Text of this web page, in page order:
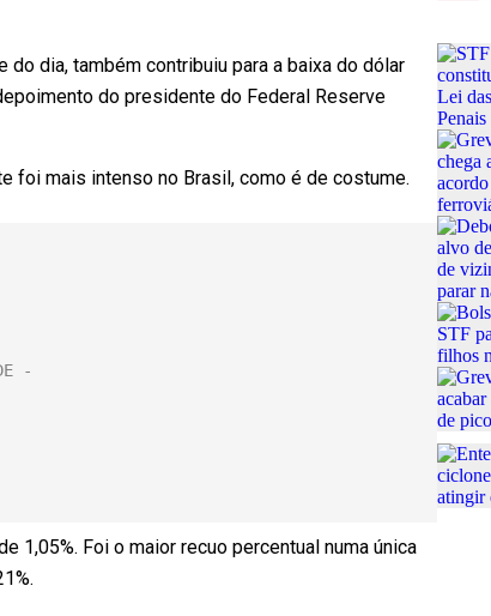
do dia, também contribuiu para a baixa do dólar
do presidente do Federal Reserve
foi mais intenso no Brasil, como é de costume.
1,05%. Foi o maior recuo percentual numa única